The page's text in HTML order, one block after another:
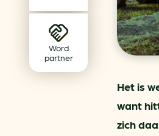
Word
partner
Het is
want
zich